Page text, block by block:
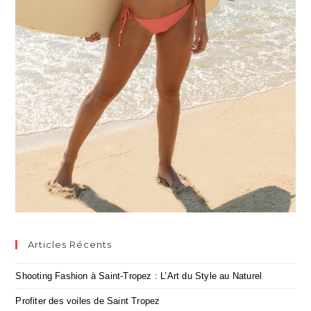
Articles Récents
Shooting Fashion à Saint-Tropez : L’Art du Style au Naturel
Profiter des voiles de Saint Tropez